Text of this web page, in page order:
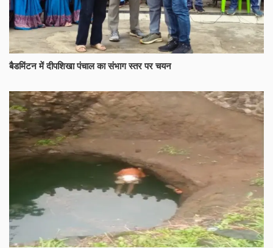
बैडमिंटन में दीपशिखा पंचाल का संभाग स्तर पर चयन